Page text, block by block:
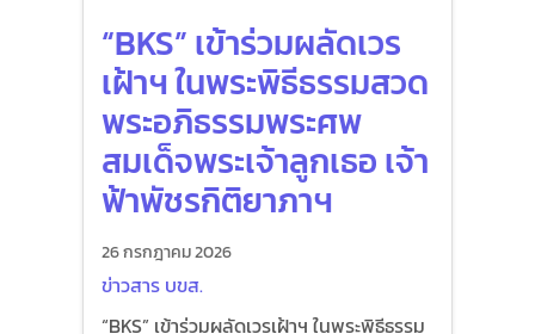
“BKS” เข้าร่วมผลัดเวร
เฝ้าฯ ในพระพิธีธรรมสวด
พระอภิธรรมพระศพ
สมเด็จพระเจ้าลูกเธอ เจ้า
ฟ้าพัชรกิติยาภาฯ
26 กรกฎาคม 2026
ข่าวสาร บขส.
“BKS” เข้าร่วมผลัดเวรเฝ้าฯ ในพระพิธีธรรม